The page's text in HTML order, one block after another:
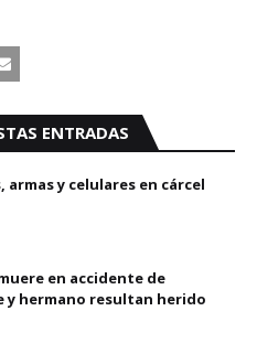
ENTRADAS
armas y celulares en cárcel
en accidente de
y hermano resultan herido